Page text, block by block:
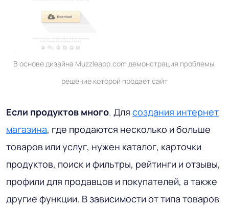
В основе дизайна Muzzleapp.com демонстрация проблемы,
решение которой продает сайт
Если продуктов много. Для создания интернет
магазина, где продаются несколько и больше
товаров или услуг, нужен каталог, карточки
продуктов, поиск и фильтры, рейтинги и отзывы,
профили для продавцов и покупателей, а также
другие функции. В зависимости от типа товаров